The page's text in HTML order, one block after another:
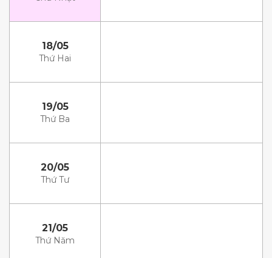
18/05
Thứ Hai
19/05
Thứ Ba
20/05
Thứ Tư
21/05
Thứ Năm